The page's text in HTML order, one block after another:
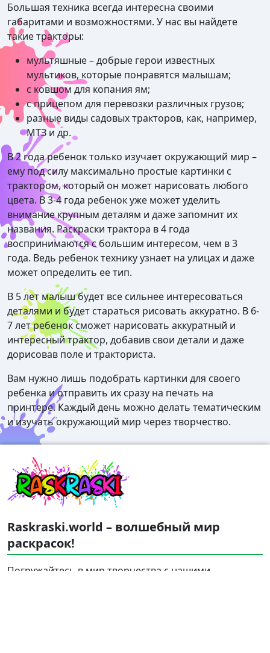
Большая техника всегда интересна своими
габаритами и возможностями. У нас вы найдете
такие тракторы:
мультяшные – добрые герои известных
мультиков, которые понравятся малышам;
с ковшом для копания ям;
с прицепом для перевозки различных грузов;
разные виды садовых тракторов, как, например,
МТЗ и др.
В 2 года ребенок только изучает окружающий мир –
ему под силу максимально простые картинки с
трактором, который он может нарисовать любого
цвета. В 3-4 года ребенок уже может уделить
внимание крупным деталям и даже запомнит их
названия. Раскраски трактора в 4 года
воспринимаются с большим интересом, чем в 3
года. Ведь ребенок технику узнает на улицах и даже
может определить ее тип.
В 5 лет малыш будет все сильнее интересоваться
деталями и будет стараться рисовать аккуратно. В 6-
7 лет ребенок сможет нарисовать аккуратный и
интересный трактор, добавив свои детали и даже
дорисовав поле и тракториста.
Вам нужно лишь подобрать картинки для своего
ребенка и отправить их сразу на печать на
принтере. Каждый день можно делать тематическим
и изучать окружающий мир через творчество.
Raskraski.world – волшебный мир
раскрасок!
Погружайтесь в мир творчества с нашими